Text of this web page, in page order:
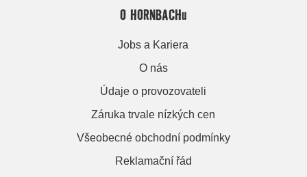
O HORNBACHu
Jobs a Kariera
O nás
Údaje o provozovateli
Záruka trvale nízkých cen
Všeobecné obchodní podmínky
Reklamační řád